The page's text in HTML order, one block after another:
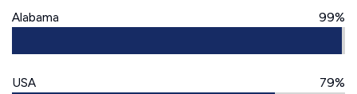
Alabama 99%
USA 79%